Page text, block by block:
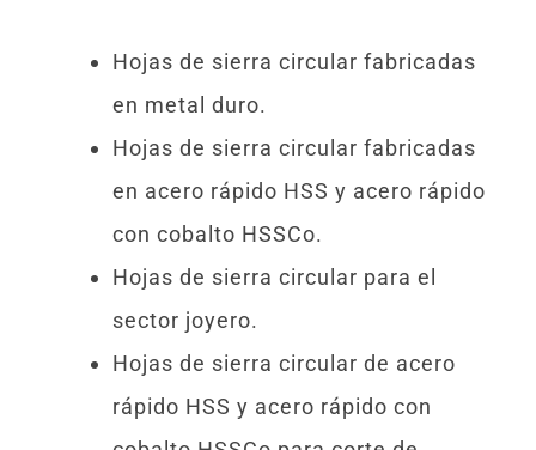
Hojas de sierra circular fabricadas
en metal duro.
Hojas de sierra circular fabricadas
en acero rápido HSS y acero rápido
con cobalto HSSCo.
Hojas de sierra circular para el
sector joyero.
Hojas de sierra circular de acero
rápido HSS y acero rápido con